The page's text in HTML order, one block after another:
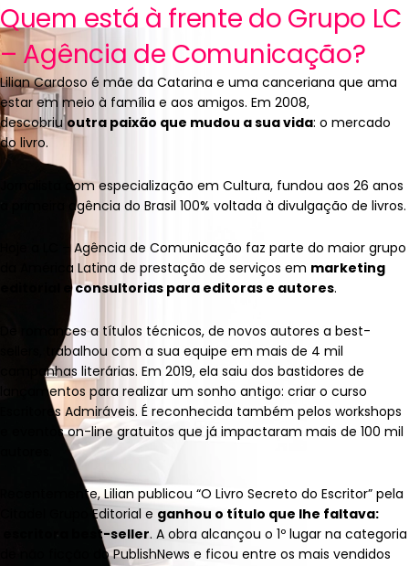
Quem está à frente do Grupo LC
– Agência de Comunicação?
Lilian Cardoso é mãe da Catarina e uma canceriana que ama
estar em meio à família e aos amigos. Em 2008,
descobriuoutra paixão que mudou a sua vida: o mercado
do livro.
Jornalista com especialização em Cultura, fundou aos 26 anos
a primeira agência do Brasil 100% voltada à divulgação de livros.
Hoje a LC – Agência de Comunicação faz parte do maior grupo
da América Latina de prestação de serviços em marketing
editorial e consultorias para editoras e autores.
De romances a títulos técnicos, de novos autores a best-
sellers, trabalhou com a sua equipe em mais de 4 mil
campanhas literárias. Em 2019, ela saiu dos bastidores de
lançamentos para realizar um sonho antigo: criar o curso
Escritores Admiráveis. É reconhecida também pelos workshops
e eventos on-line gratuitos que já impactaram mais de 100 mil
Recentemente, Lilian publicou “O Livro Secreto do Escritor” pela
Citadel Grupo Editorial e ganhou o título que lhe faltava:
escritora best-seller. A obra alcançou o 1º lugar na categoria
de não ficção do PublishNews e ficou entre os mais vendidos